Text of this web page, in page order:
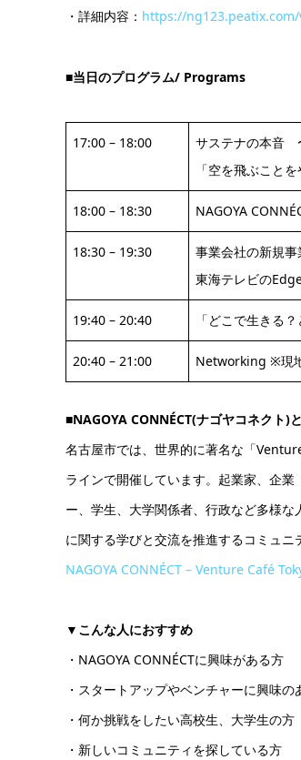
・詳細内容： https://
■当日のプログラム/ Programs
17:00 – 18:00
サステナの本音
「空を飛ぶこと
18:00 – 18:30 NAGOYA
18:30 – 19:30
事業会社の新規事
東海テレビの
19:40 – 20:40 「どこで生きる
20:40 – 21:00 Networking ※現
■NAGOYA CONNÉCT(ナゴヤコネクト)
名古屋市では、世界的に著名な「
ラインで開催しています。起業家、企
ー、学生、大学関係者、行政など多様
に関する学びと交流を推進するコミュニ
NAGOYA CONNÉCT – Venture Café
▼こんな人におすすめ
・NAGOYA CONNÉCTに興味がある方
・スタートアップやベンチャーに興味の
・何か挑戦をしたい高校生、大学生の方
・新しいコミュニティを探している方